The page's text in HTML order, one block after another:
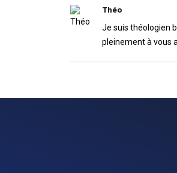
Théo
Je suis théologien
pleinement à vous